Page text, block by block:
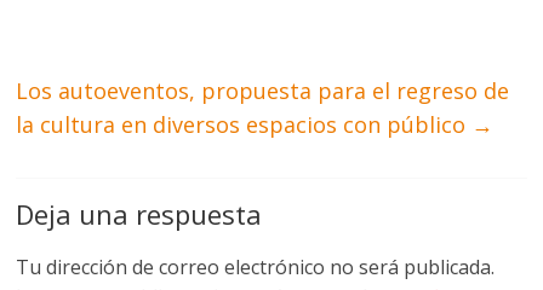
Los autoeventos, propuesta para el regreso de
la cultura en diversos espacios con público →
Deja una respuesta
Tu dirección de correo electrónico no será publicada.